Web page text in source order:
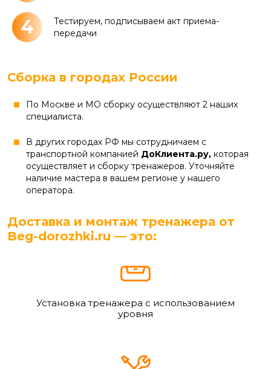
4
Тестируем, подписываем акт приема-
передачи
Сборка в городах России
По Москве и МО сборку осуществляют 2 наших
специалиста.
В других городах РФ мы сотрудничаем с
транспортной компанией ДоКлиента.ру, которая
осуществляет и сборку тренажеров. Уточняйте
наличие мастера в вашем регионе у нашего
оператора.
Доставка и монтаж тренажера от
Beg-dorozhki.ru — это:
Установка тренажера с использованием
уровня